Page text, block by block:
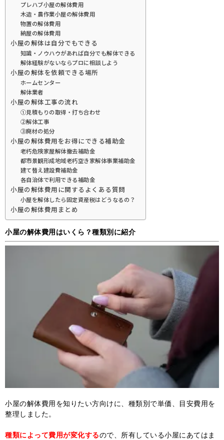
プレハブ小屋の解体費用
木造・農作業小屋の解体費用
物置の解体費用
納屋の解体費用
小屋の解体は自分でもできる
知識・ノウハウがあれば自分でも解体できる
解体経験がないならプロに相談しよう
小屋の解体を依頼できる場所
ホームセンター
解体業者
小屋の解体工事の流れ
①見積もりの取得・打ち合わせ
②解体工事
③廃材の処分
小屋の解体費用をお得にできる補助金
老朽危険家屋解体撤去補助金
都市景観形成地域老朽空き家解体事業補助金
建て替え建設費補助金
各自治体で利用できる補助金
小屋の解体費用に関するよくある質問
小屋を解体したら固定資産税はどうなるの？
小屋の解体費用まとめ
小屋の解体費用はいくら？種類別に紹介
小屋の解体費用を知りたい方向けに、種類別で単価、目安費用を
整理しました。
種類によって費用が変化するので、所有している小屋にあてはま